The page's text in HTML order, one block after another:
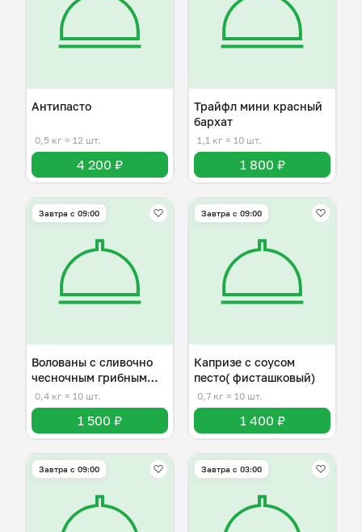
Антипасто
0,5 кг ≈ 12 шт.
4 200 ₽
Трайфл мини красный
бархат
1,1 кг ≈ 10 шт.
1 800 ₽
Завтра c 09:00
Волованы с сливочно
чесночным грибным
соусом
0,4 кг ≈ 10 шт.
1 500 ₽
Завтра c 09:00
Капризе с соусом
песто( фисташковый)
0,7 кг ≈ 10 шт.
1 400 ₽
Завтра c 09:00 Завтра c 03:00